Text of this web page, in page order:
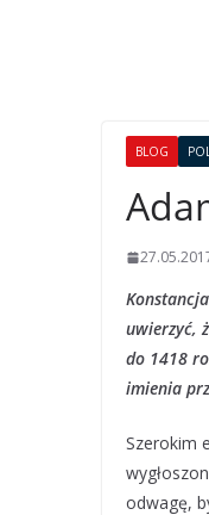
BLOG
uwierzyć,
do 1418
imienia
Szerokim
odwagę,